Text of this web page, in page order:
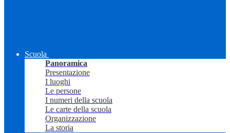
Scuola
Panoramica
Presentazione
I luoghi
Le persone
I numeri della scuola
Le carte della scuola
Organizzazione
La storia